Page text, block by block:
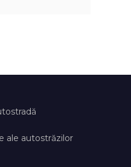
ale autostrăzilor